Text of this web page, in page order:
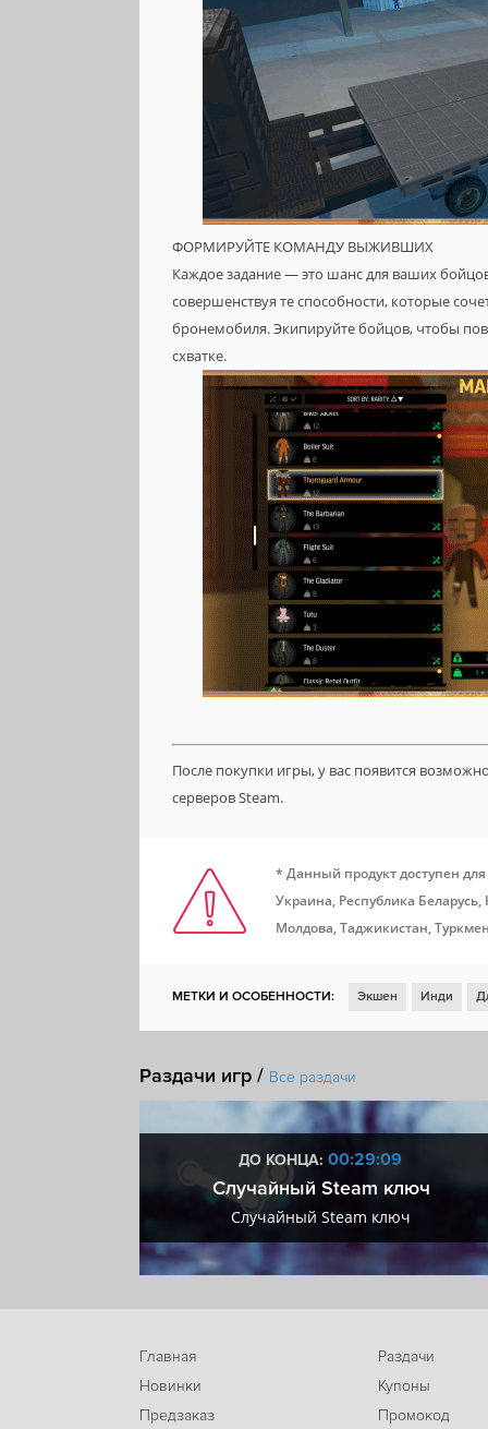
ФОРМИРУЙТЕ КОМАНДУ ВЫЖИВШИХ
Каждое задание — это шанс для ваших
совершенствуя те способности, которые
бронемобиля. Экипируйте бойцов, чтобы
схватке.
После покупки игры, у вас появится
серверов Steam.
* Данный продукт доступен
Украина, Республика
Молдова, Таджикистан,
МЕТКИ И ОСОБЕННОСТИ: Экшен Инди
Строительство Кастомизация персонажа
Тактика в реальном времени
Гонки на выживание Steam Cloud
Раздачи игр / Все раздачи
ДО КОНЦА: 00:29:08
Случайный Steam ключ
Случайный Steam ключ
Главная
Новинки
Предзаказ
Раздачи
Купоны
Промокод